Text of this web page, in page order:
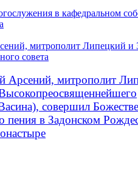
в кафедральном
митрополит Липецкий и
совета
Арсений, митрополит
совершил
пения в Задонском